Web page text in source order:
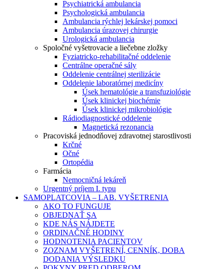
Psychiatrická ambulancia
Psychologická ambulancia
Ambulancia rýchlej lekárskej pomoci
Ambulancia úrazovej chirurgie
Urologická ambulancia
Spoločné vyšetrovacie a liečebne zložky
Fyziatricko-rehabilitačné oddelenie
Centrálne operačné sály
Oddelenie centrálnej sterilizácie
Oddelenie laboratórnej medicíny
Úsek hematológie a transfuziológie
Úsek klinickej biochémie
Úsek klinickej mikrobiológie
Rádiodiagnostické oddelenie
Magnetická rezonancia
Pracoviská jednodňovej zdravotnej starostlivosti
Krčné
Očné
Ortopédia
Farmácia
Nemocničná lekáreň
Urgentný príjem I. typu
SAMOPLATCOVIA – LAB. VYŠETRENIA
AKO TO FUNGUJE
OBJEDNAŤ SA
KDE NÁS NÁJDETE
ORDINAČNÉ HODINY
HODNOTENIA PACIENTOV
ZOZNAM VYŠETRENÍ, CENNÍK, DOBA
DODANIA VÝSLEDKU